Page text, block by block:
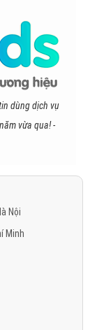
dùng dịch vụ
vừa qua! -
Nội
Minh